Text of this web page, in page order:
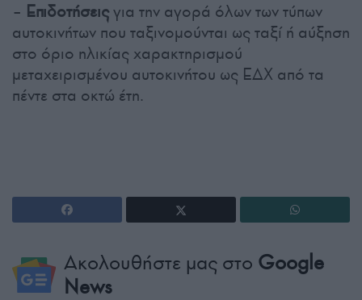
– Επιδοτήσειςγια την αγορά όλων των τύπων
αυτοκινήτων που ταξινομούνται ως ταξί ή αύξηση
στο όριο ηλικίας χαρακτηρισμού
μεταχειρισμένου αυτοκινήτου ως ΕΔΧ από τα
πέντε στα οκτώ έτη.
Ακολουθήστε μας στο Google
News